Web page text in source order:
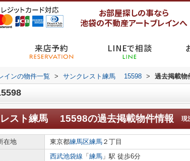
お部屋探しの事なら
池袋の不動産アートブレインへ
来店予約 LINEで相談
インの物件一覧 > サンクレスト練馬 15598 > 過去掲載物
レスト練馬 15598の過去掲載物件情報 現
在地 東京都練馬区練馬 ２丁目
西武池袋線 「 練馬 」駅 徒歩6分